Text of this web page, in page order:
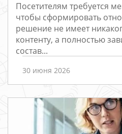
Посетителям требуется
чтобы сформировать
решение не имеет
контенту, а полностью
состав...
30 июня 2026